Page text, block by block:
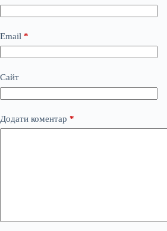
Email *
Сайт
Додати коментар *